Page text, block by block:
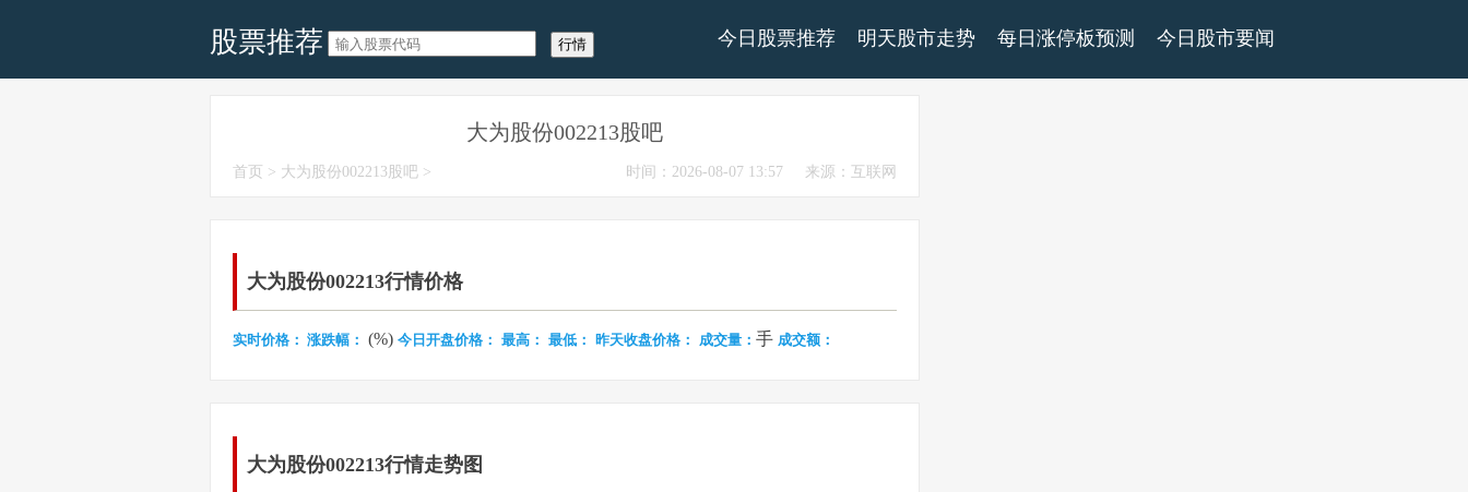
股票推荐 今日股票推荐 明天股市走势 每日涨停板预测 今日股市要闻
大为股份002213股吧
首页 > 大为股份002213股吧 > 来源：互联网
时间：2026-08-07 13:57
大为股份002213行情价格
实时价格： 涨跌幅： (%) 今日开盘价格： 最高： 最低： 昨天收盘价格： 成交量： 手 成交额：
大为股份002213行情走势图